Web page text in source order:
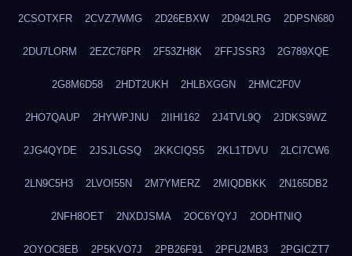
2CSOTXFR 2CVZ7WMG 2D26EBXW 2D942LRG 2DPSN680
2DU7LORM 2EZC76PR 2F53ZH8K 2FFJSSR3 2G789XQE
2G8M6D58 2HDT2UKH 2HLBXGGN 2HMC2F0V
2HO7QAUP 2HYWPJNU 2IIHI162 2J4TVL9Q 2JDKS9WZ
2JG4QYDE 2JSJLGSQ 2KKCIQS5 2KL1TDVU 2LCI7CW6
2LN9C5H3 2LVOI55N 2M7YMERZ 2MIQDBKK 2N165DB2
2NFH8OET 2NXDJSMA 2OC6YQYJ 2ODHTNIQ
2OYOC8EB 2P5KVO7J 2PB26F91 2PFU2MB3 2PGICZT7